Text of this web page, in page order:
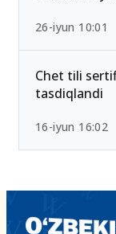
26-iyun 10:01
Chet tili
tasdiqlandi
16-iyun 16:02